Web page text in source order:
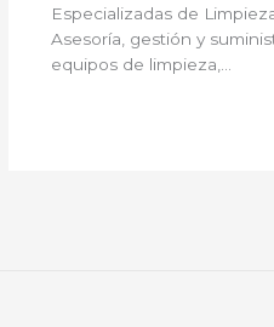
Especializadas de
Asesoría, gestión y
equipos de limpieza,…